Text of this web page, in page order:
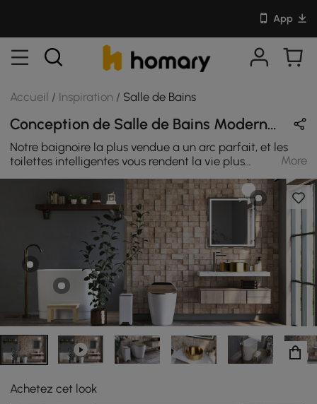
App
Accueil / Inspiration / Salle de Bains
Conception de Salle de Bains Moderne & Luxe en Or & Blanc avec Métal / Pierre Frittée / Céramique
Notre baignoire la plus vendue a un arc parfait, et les
toilettes intelligentes vous rendent la vie plus
confortable et plus pratique. Essayez de transformer
votre salle de bain avec des meubles de salle de bain
homary !
More
Achetez cet look